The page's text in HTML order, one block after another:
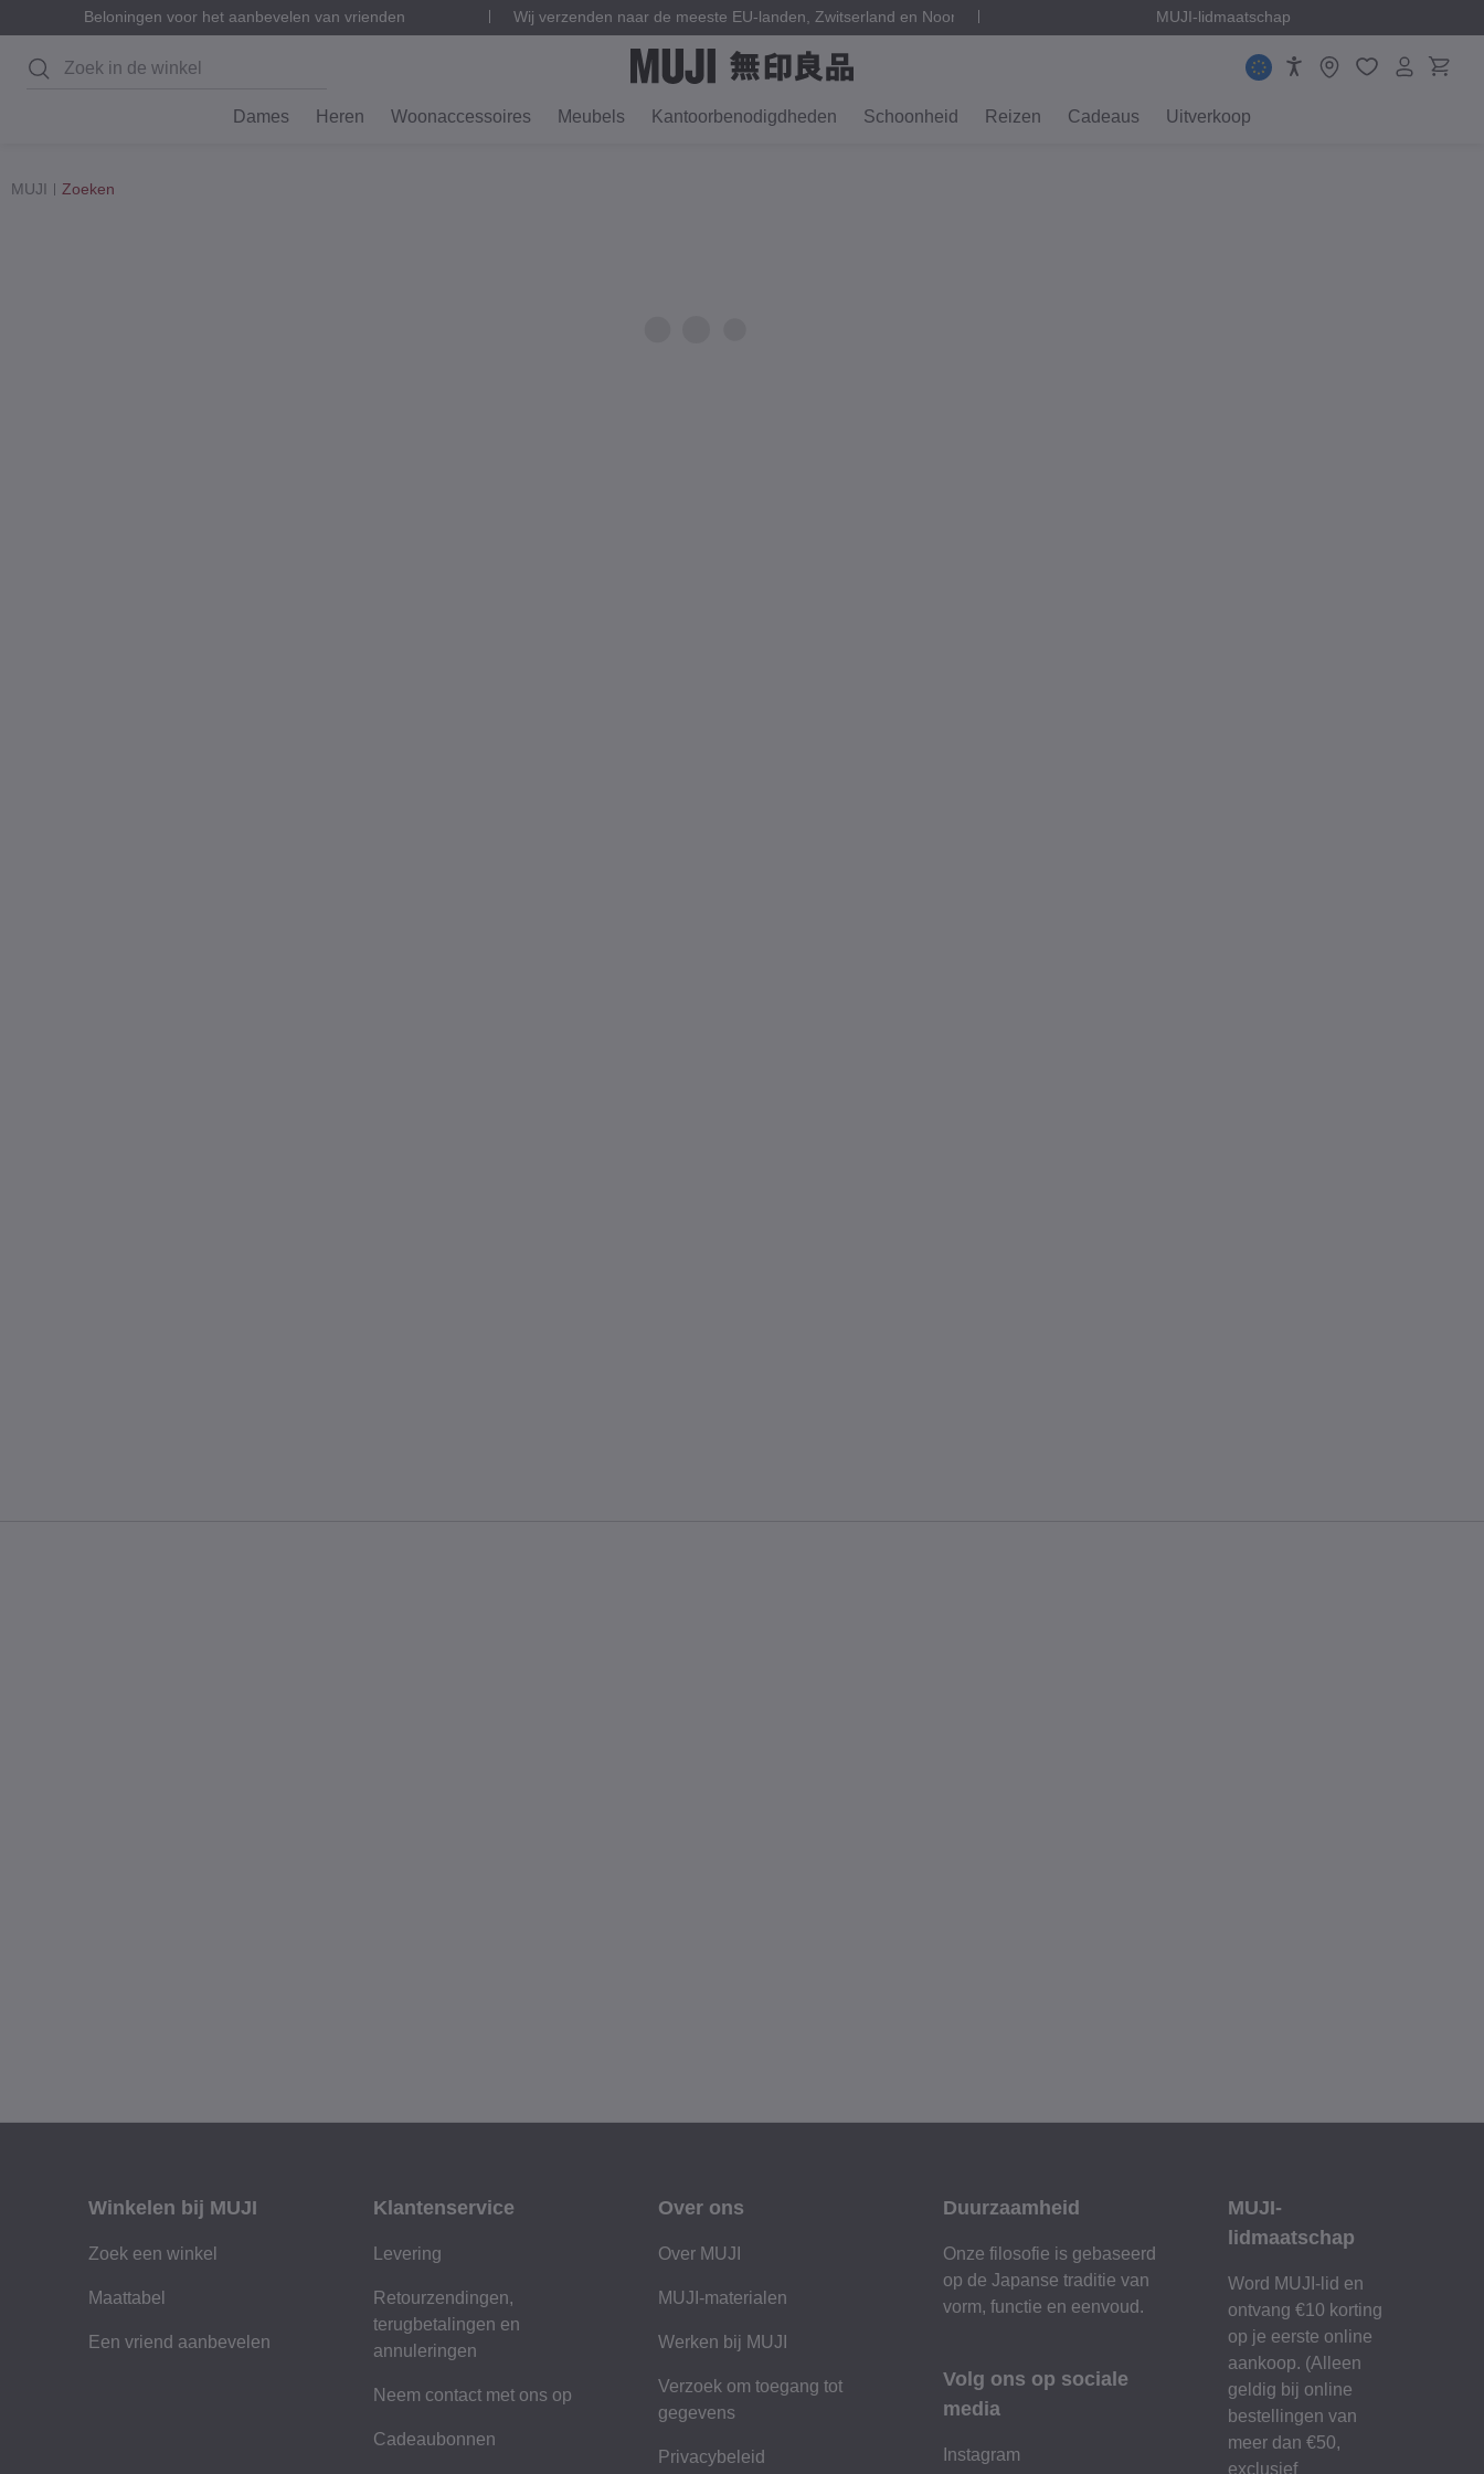
Beloningen voor het aanbevelen van vrienden Wij verzenden naar de meeste EU-landen, Zwitserland en Noorwegen MUJI-lidmaatschap
Zoeken
Dames Heren Woonaccessoires Meubels Kantoorbenodigdheden Schoonheid Reizen Cadeaus Uitverkoop
MUJI Zoeken
Winkelen bij MUJI
Zoek een winkel
Maattabel
Een vriend aanbevelen
Klantenservice
Levering
Retourzendingen,
terugbetalingen en
annuleringen
Neem contact met ons op
Cadeaubonnen
Over ons
Over MUJI
MUJI-materialen
Werken bij MUJI
Verzoek om toegang tot
gegevens
Privacybeleid
Duurzaamheid
Onze filosofie is gebaseerd
op de Japanse traditie van
vorm, functie en eenvoud.
Volg ons op sociale
media
Instagram
MUJI-
lidmaatschap
Word MUJI-lid en
ontvang €10 korting
op je eerste online
aankoop. (Alleen
geldig bij online
bestellingen van
meer dan €50,
exclusief